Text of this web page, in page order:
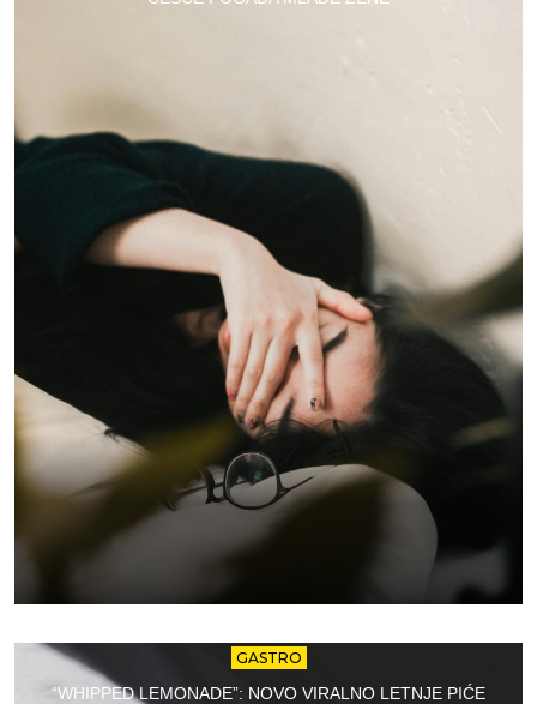
GASTRO
“WHIPPED LEMONADE”: NOVO VIRALNO LETNJE PIĆE